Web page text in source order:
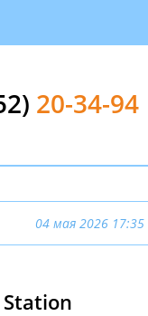
20-34-94
04 мая 2026 17:35